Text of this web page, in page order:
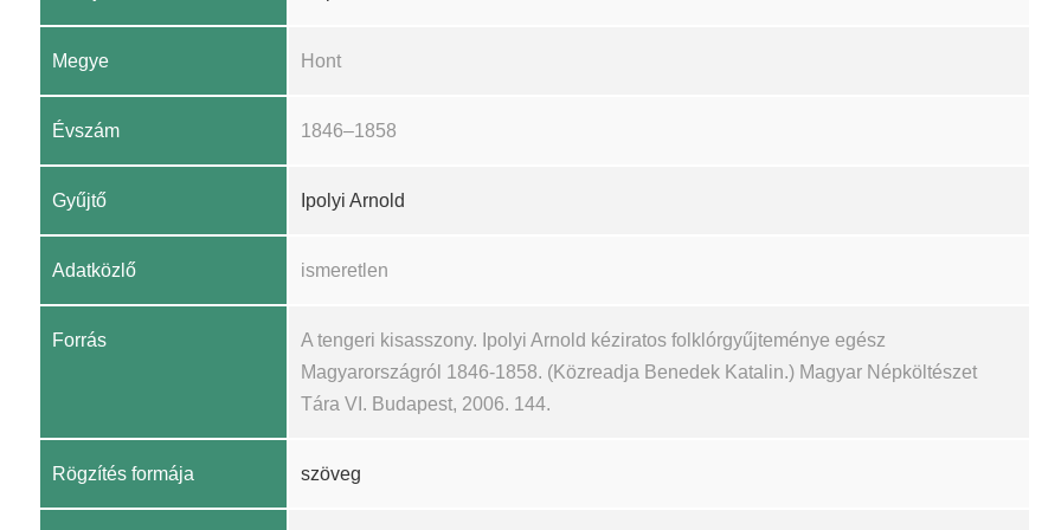
Megye Hont
Évszám 1846–1858
Gyűjtő Ipolyi Arnold
Adatközlő ismeretlen
Forrás
A tengeri kisasszony. Ipolyi Arnold kéziratos folklórgyűjteménye egész
Magyarországról 1846-1858. (Közreadja Benedek Katalin.) Magyar Népköltészet
Tára VI. Budapest, 2006. 144.
Rögzítés formája szöveg